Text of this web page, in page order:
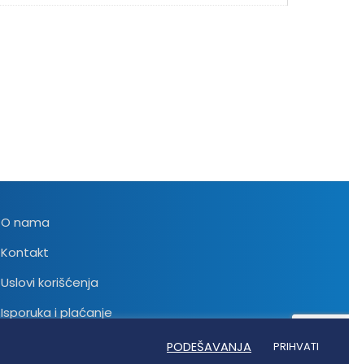
O nama
Kontakt
Uslovi korišćenja
Isporuka i plaćanje
PODEŠAVANJA PRIHVATI